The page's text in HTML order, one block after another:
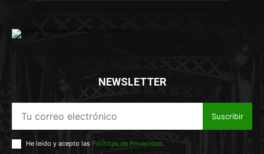
NEWSLETTER
Suscribir
He leído y acepto las Políticas de Privacidad.